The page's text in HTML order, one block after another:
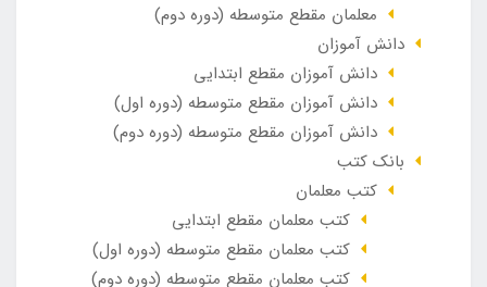
معلمان مقطع متوسطه (دوره دوم)
دانش آموزان
دانش آموزان مقطع ابتدایی
دانش آموزان مقطع متوسطه (دوره اول)
دانش آموزان مقطع متوسطه (دوره دوم)
بانک کتب
کتب معلمان
کتب معلمان مقطع ابتدایی
کتب معلمان مقطع متوسطه (دوره اول)
کتب معلمان مقطع متوسطه (دوره دوم)